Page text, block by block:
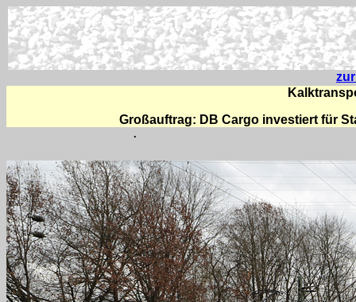
Großauftrag: DB Cargo investiert für
.